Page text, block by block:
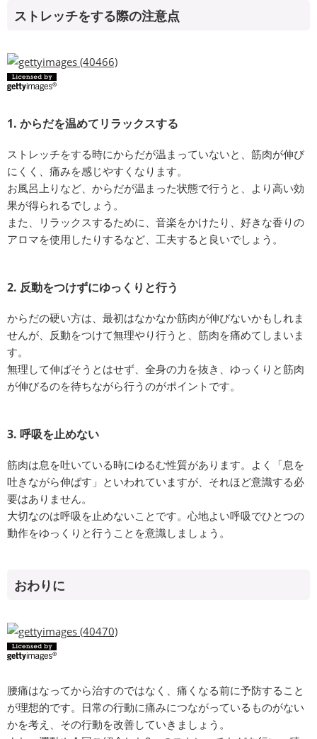
ストレッチをする際の注意点
1. からだを温めてリラックスする
ストレッチをする時にからだが温まっていないと、筋肉が伸び
にくく、痛みを感じやすくなります。
お風呂上りなど、からだが温まった状態で行うと、より高い効
果が得られるでしょう。
また、リラックスするために、音楽をかけたり、好きな香りの
アロマを使用したりするなど、工夫すると良いでしょう。
2. 反動をつけずにゆっくりと行う
からだの硬い方は、最初はなかなか筋肉が伸びないかもしれま
せんが、反動をつけて無理やり行うと、筋肉を痛めてしまいま
す。
無理して伸ばそうとはせず、全身の力を抜き、ゆっくりと筋肉
が伸びるのを待ちながら行うのがポイントです。
3. 呼吸を止めない
筋肉は息を吐いている時にゆるむ性質があります。よく「息を
吐きながら伸ばす」といわれていますが、それほど意識する必
要はありません。
大切なのは呼吸を止めないことです。心地よい呼吸でひとつの
動作をゆっくりと行うことを意識しましょう。
おわりに
腰痛はなってから治すのではなく、痛くなる前に予防すること
が理想的です。日常の行動に痛みにつながっているものがない
かを考え、その行動を改善していきましょう。